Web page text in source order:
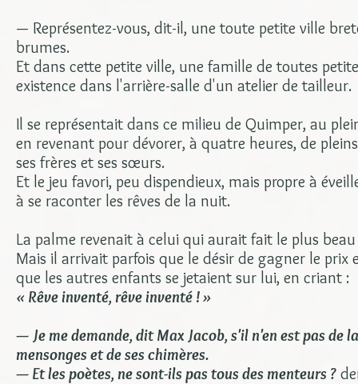
— Représentez-vous, dit-il, une toute petite ville
brumes.
Et dans cette petite ville, une famille de toutes
existence dans l'arrière-salle d'un atelier de tailleur.
Il se représentait dans ce milieu de Quimper, au
en revenant pour dévorer, à quatre heures, de
ses frères et ses sœurs.
Et le jeu favori, peu dispendieux, mais propre à
à se raconter les rêves de la nuit.
La palme revenait à celui qui aurait fait le plus
Mais il arrivait parfois que le désir de gagner le
que les autres enfants se jetaient sur lui, en criant :
« Rêve inventé, rêve inventé ! »
— Je me demande, dit Max Jacob, s'il n'en est pas de
mensonges et de ses chimères.
— Et les poètes, ne sont-ils pas tous des menteurs ?